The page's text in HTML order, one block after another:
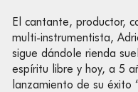
El cantante, productor,
multi-instrumentista,
sigue dándole rienda
espíritu libre y hoy, a 5
lanzamiento de su éxito